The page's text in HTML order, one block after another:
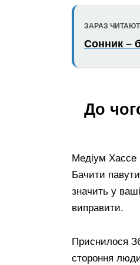
ЗАРАЗ
Сонник –
До
Медіум Хассе
Бачити
значить у
виправити.
Приснилося
стороння